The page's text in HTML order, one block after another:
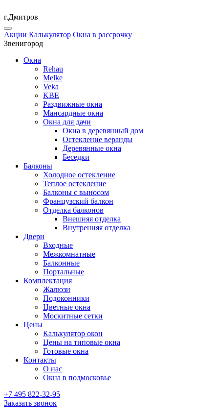
г.Дмитров
Акции Калькулятор Окна в рассрочку
Звенигород
Окна
Rehau
Melke
Veka
KBE
Раздвижные окна
Мансардные окна
Окна для дачи
Окна в деревянный дом
Остекление веранды
Деревянные окна
Беседки
Балконы
Холодное остекление
Теплое остекление
Балконы с выносом
Французский балкон
Отделка балконов
Внешняя отделка
Внутренняя отделка
Двери
Входные
Межкомнатные
Балконные
Портальные
Комплектация
Жалюзи
Подоконники
Цветные окна
Москитные сетки
Цены
Калькулятор окон
Цены на типовые окна
Готовые окна
Контакты
О нас
Окна в подмосковье
+7 495 822-32-95
Заказать звонок